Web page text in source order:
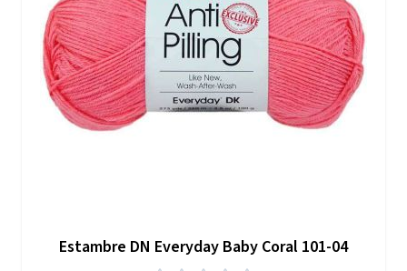
Estambre DN Everyday Baby Coral 101-04